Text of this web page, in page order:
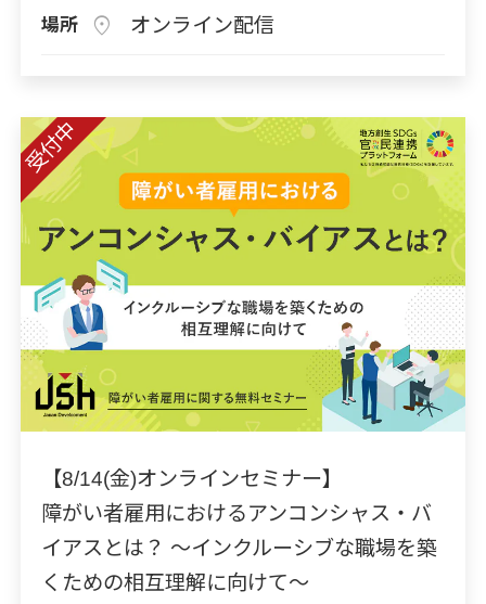
場所 location_on オンライン配信
受付中
【8/14(金)オンラインセミナー】
障がい者雇用におけるアンコンシャス・バ
イアスとは？ ～インクルーシブな職場を築
くための相互理解に向けて～